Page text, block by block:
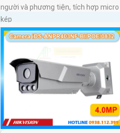
người và phương tiện, tích hợp micro
kép